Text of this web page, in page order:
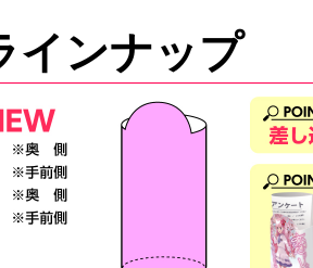
インナップ